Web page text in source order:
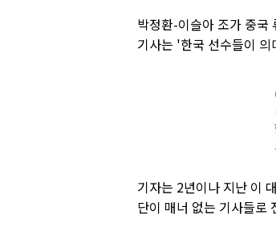
박정환-이슬아 조가 중국
기사는 '한국 선수들이
기자는 2년이나 지난 이
단이 매너 없는 기사들로